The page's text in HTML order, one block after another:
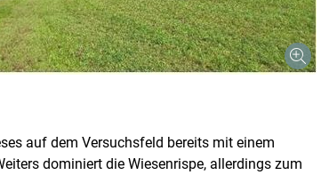
auf dem Versuchsfeld bereits mit einem
dominiert die Wiesenrispe, allerdings zum